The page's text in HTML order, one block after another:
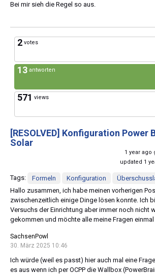
Bei mir sieh die Regel so aus.
2 votes
13 antworten
571 views
[RESOLVED] Konfiguration Power
Solar
1 year ago
updated 1
Tags: Formeln Konfiguration
Hallo zusammen, ich habe meinen vorherigen
zwischenzeitlich einige Dinge lösen konnte. Ich
Versuchs der Einrichtung aber immer noch nicht
gekommen und möchte alle meine Fragen einmal
SachsenPowl
30. März 2025 10:46
Ich würde (weil es passt) hier auch mal eine
es aus wenn ich per OCPP die Wallbox